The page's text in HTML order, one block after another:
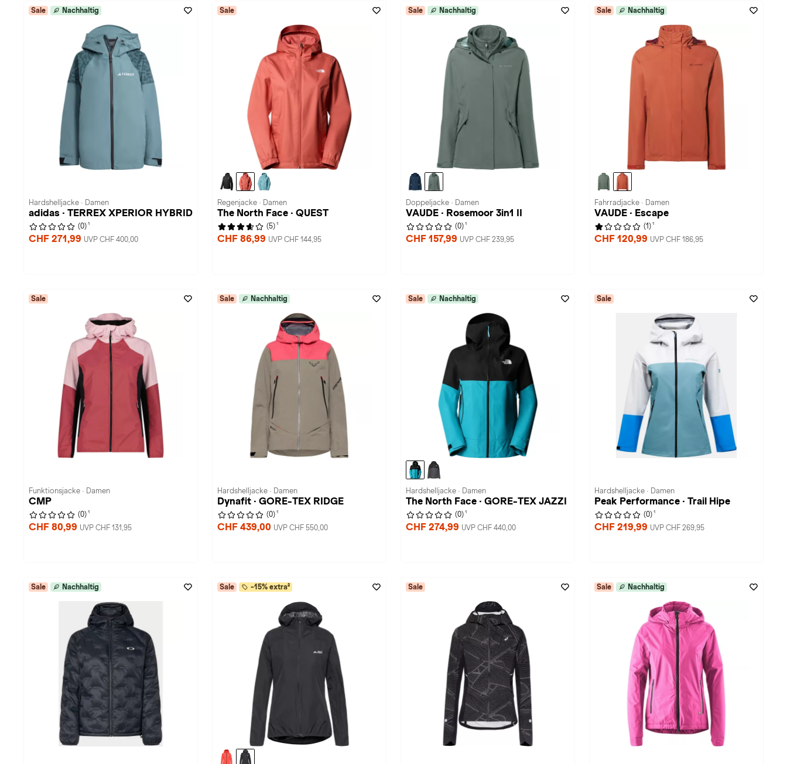
Sale Nachhaltig
Hardshelljacke · Damen
adidas · TERREX XPERIOR HYBRID
(0) 1
CHF 271,99 UVP CHF 400,00
Sale
Regenjacke · Damen
The North Face · QUEST
(5) 1
CHF 86,99 UVP CHF 144,95
Sale Nachhaltig
Doppeljacke · Damen
VAUDE · Rosemoor 3in1 II
(0) 1
CHF 157,99 UVP CHF 239,95
Sale Nachhaltig
Fahrradjacke · Damen
VAUDE · Escape
(1) 1
CHF 120,99 UVP CHF 186,95
Sale
Funktionsjacke · Damen
CMP
(0) 1
CHF 80,99 UVP CHF 131,95
Sale Nachhaltig
Hardshelljacke · Damen
Dynafit · GORE-TEX RIDGE
(0) 1
CHF 439,00 UVP CHF 550,00
Sale Nachhaltig
Hardshelljacke · Damen
The North Face · GORE-TEX JAZZI
(0) 1
CHF 274,99 UVP CHF 440,00
Sale
Hardshelljacke · Damen
Peak Performance · Trail Hipe
(0) 1
CHF 219,99 UVP CHF 269,95
Sale Nachhaltig Sale -15% extra² Sale Sale Nachhaltig